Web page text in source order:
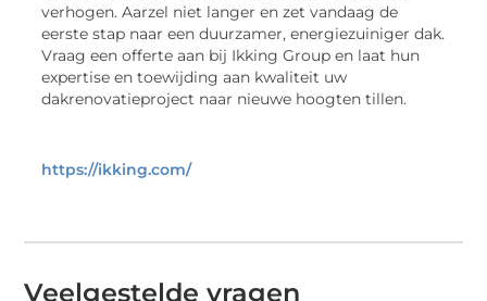
verhogen. Aarzel niet langer en zet vandaag de
eerste stap naar een duurzamer, energiezuiniger dak.
Vraag een offerte aan bij Ikking Group en laat hun
expertise en toewijding aan kwaliteit uw
dakrenovatieproject naar nieuwe hoogten tillen.
https://ikking.com/
Veelgestelde vragen